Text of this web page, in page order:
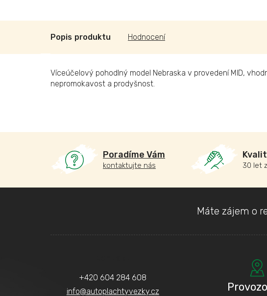
Poradíme Vám
kontaktujte nás 30 let
Popis Hodnocení
Víceúčelový pohodlný model Nebraska v provedení MID,
nepromokavost a prodyšnost.
Máte zájem o
info@autoplachtyvezky.cz
+420 604 284 608